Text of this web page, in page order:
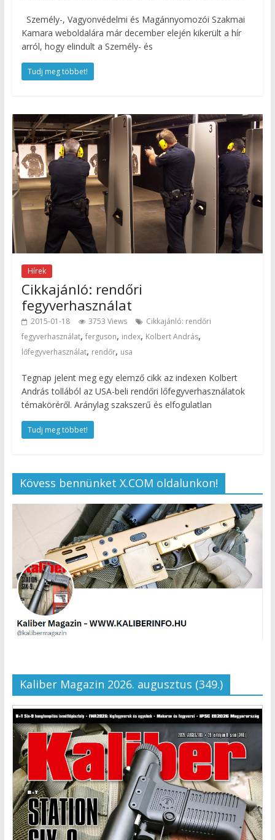
Személy-, Vagyonvédelmi és Magánnyomozói Szakmai
Kamara weboldalára már december elején kikerült a hír
arról, hogy elindult a Személy- és
Tudj meg többet!
Hírek
Cikkajánló: rendőri
fegyverhasználat
2015-01-18 3753 Views
Cikkajánló: rendőri
fegyverhasználat, ferguson, index, Kolbert András,
lőfegyverhasználat, rendőr, usa
Tegnap jelent meg egy elemző cikk az indexen Kolbert
András tollából az USA-beli rendőri lőfegyverhasználatok
témaköréről. Aránylag szakszerű és elfogulatlan
Tudj meg többet!
Kövess bennünket X.COM oldalunkon!
Kaliber Magazin 2026. augusztus (349.)